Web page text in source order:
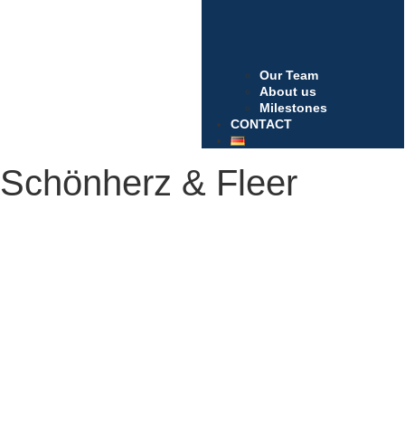
Our Team
About us
Milestones
CONTACT
Schönherz & Fleer